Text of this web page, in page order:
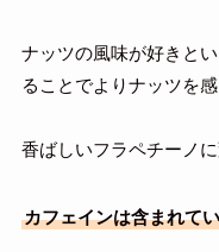
ナッツの風味が好きと
ることでよりナッツを
香ばしいフラペチーノ
カフェインは含まれて